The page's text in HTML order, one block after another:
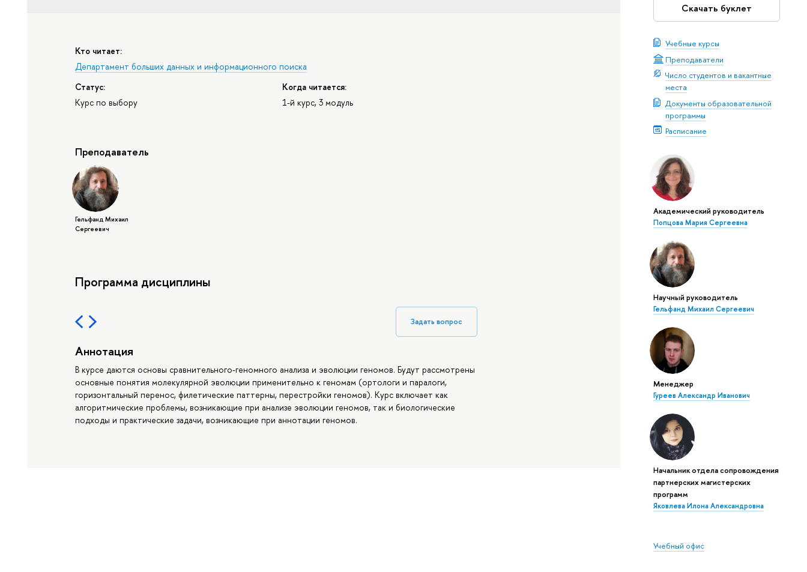
Скачать буклет
Учебные курсы
Преподаватели
Число студентов и вакантные
места
Документы образовательной
программы
Расписание
Академический руководитель
Попцова Мария Сергеевна
Научный руководитель
Гельфанд Михаил Сергеевич
Менеджер
Гуреев Александр Иванович
Начальник отдела сопровождения
партнерских магистерских
программ
Яковлева Илона Александровна
Учебный офис
Кто читает:
Департамент больших данных и информационного поиска
Статус:
Курс по выбору
Когда читается:
1-й курс, 3 модуль
Преподаватель
Гельфанд Михаил
Сергеевич
Программа дисциплины
Задать вопрос
Аннотация
В курсе даются основы сравнительного-геномного анализа и эволюции геномов. Будут рассмотрены
основные понятия молекулярной эволюции применительно к геномам (ортологи и паралоги,
горизонтальный перенос, филетические паттерны, перестройки геномов). Курс включает как
алгоритмические проблемы, возникающие при анализе эволюции геномов, так и биологические
подходы и практические задачи, возникающие при аннотации геномов.